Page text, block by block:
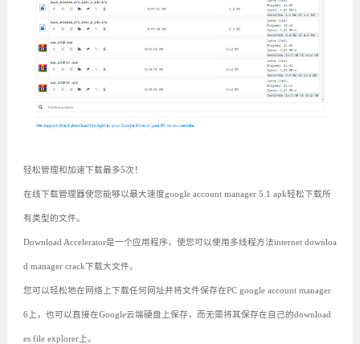
轻松管理和加速下载最多5次！
在线下载管理器使您能够以最大速度google account manager 5.1 apk轻松下载所
有类型的文件。
Download Accelerator是一个应用程序，使您可以使用多线程方法internet downloa
d manager crack下载大文件。
您可以轻松地在网络上下载任何网址并将文件保存在PC google account manager
6上，也可以直接在Google云端硬盘上保存，而无需将其保存在自己的download
es file explorer上。